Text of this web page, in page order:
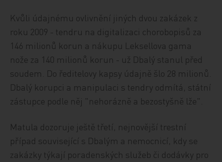
Kvůli údajnému ovlivnění jiných dvou zakázek z
roku 2009 - tendru na digitalizaci chorobopisů za
146 milionů korun a nákupu Leksellova gama
nože za 140 milionů korun - už Dbalý stanul před
soudem. Do ředitelovy kapsy údajně šlo 28 milionů.
Dbalý korupci a manipulaci s tendry odmítá, státní
zástupce podle něj "nehorázně a bezostyšně lže".
Matula dozoruje ještě třetí, nejnovější trestní
případ související s Dbalým a nemocnicí, kdy se
zakázky týkají poradenských služeb či dodávky pro